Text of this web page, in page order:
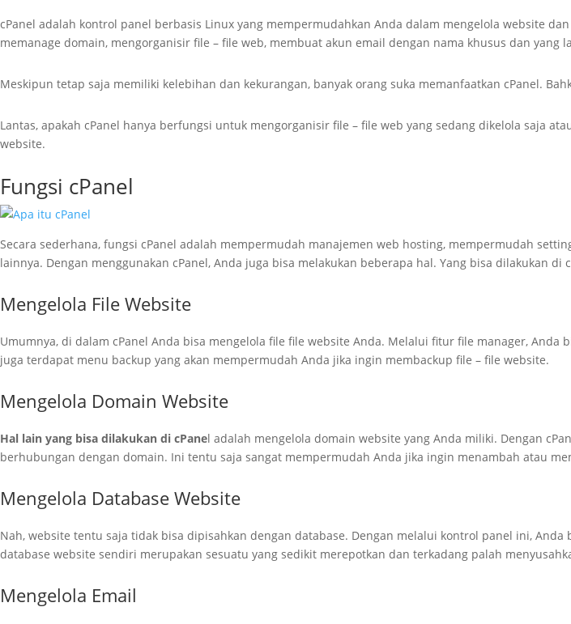
cPanel adalah kontrol panel berbasis Linux yang mempermudahkan Anda dalam mengelola website
memanage domain, mengorganisir file – file web, membuat akun email dengan nama khusus dan yang
Meskipun tetap saja memiliki kelebihan dan kekurangan, banyak orang suka memanfaatkan cPanel.
Lantas, apakah cPanel hanya berfungsi untuk mengorganisir file – file web yang sedang dikelola saja
website.
Fungsi cPanel
Secara sederhana, fungsi cPanel adalah mempermudah manajemen web hosting, mempermudah
lainnya. Dengan menggunakan cPanel, Anda juga bisa melakukan beberapa hal. Yang bisa dilakukan di
Mengelola File Website
Umumnya, di dalam cPanel Anda bisa mengelola file file website Anda. Melalui fitur file manager,
juga terdapat menu backup yang akan mempermudah Anda jika ingin membackup file – file website.
Mengelola Domain Website
Hal lain yang bisa dilakukan di cPanel adalah mengelola domain website yang Anda miliki. Dengan
berhubungan dengan domain. Ini tentu saja sangat mempermudah Anda jika ingin menambah atau
Mengelola Database Website
Nah, website tentu saja tidak bisa dipisahkan dengan database. Dengan melalui kontrol panel ini,
database website sendiri merupakan sesuatu yang sedikit merepotkan dan terkadang palah
Mengelola Email